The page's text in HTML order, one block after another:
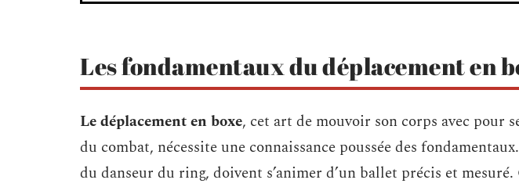
Les fondamentaux du déplacement en
Le déplacement en boxe, cet art de mouvoir son corps avec pour
du combat, nécessite une connaissance poussée des
du danseur du ring, doivent s’animer d’un ballet précis et